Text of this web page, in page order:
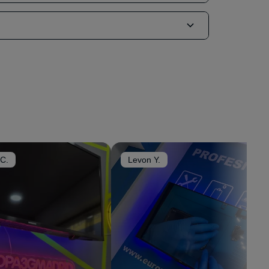
en Madrid
. Enviamos un mensajero a tu
Levon Y.